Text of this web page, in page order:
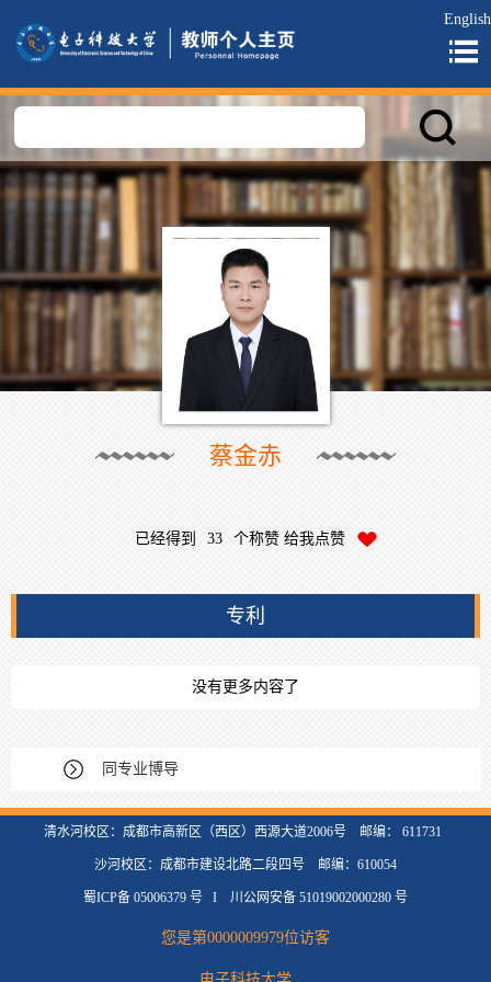
English
蔡金赤
已经得到 33 个称赞 给我点赞
专利
没有更多内容了
同专业博导
清水河校区：成都市高新区（西区）西源大道2006号 邮编： 611731
沙河校区：成都市建设北路二段四号 邮编：610054
蜀ICP备 05006379 号 I 川公网安备 51019002000280 号
您是第0000009979位访客